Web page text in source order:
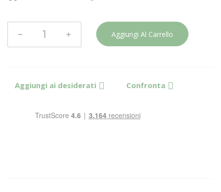
Aggiungi Al Carrello
Aggiungi ai desiderati Confronta